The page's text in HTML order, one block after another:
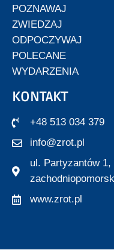
POZNAWAJ
ZWIEDZAJ
ODPOCZYWAJ
POLECANE
WYDARZENIA
KONTAKT
+48 513 034 379
info@zrot.pl
ul. Partyzantów
www.zrot.pl